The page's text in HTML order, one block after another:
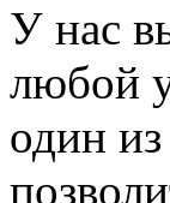
У нас
любой
один